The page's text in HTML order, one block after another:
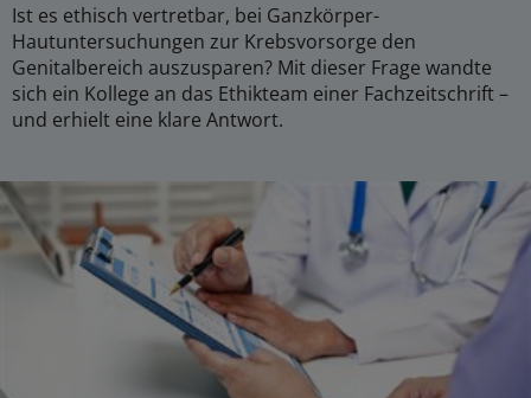
Ist es ethisch vertretbar, bei Ganzkörper-
Hautuntersuchungen zur Krebsvorsorge den
Genitalbereich auszusparen? Mit dieser Frage wandte
sich ein Kollege an das Ethikteam einer Fachzeitschrift –
und erhielt eine klare Antwort.